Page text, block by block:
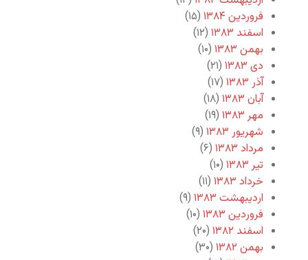
فروردین ۱۳۸۴
(۱۵)
اسفند ۱۳۸۳
(۱۲)
بهمن ۱۳۸۳
(۱۰)
دی ۱۳۸۳
(۲۱)
آذر ۱۳۸۳
(۱۷)
آبان ۱۳۸۳
(۱۸)
مهر ۱۳۸۳
(۱۹)
شهریور ۱۳۸۳
(۹)
مرداد ۱۳۸۳
(۶)
تیر ۱۳۸۳
(۱۰)
خرداد ۱۳۸۳
(۱۱)
اردیبهشت ۱۳۸۳
(۹)
فروردین ۱۳۸۳
(۱۰)
اسفند ۱۳۸۲
(۲۰)
بهمن ۱۳۸۲
(۳۰)